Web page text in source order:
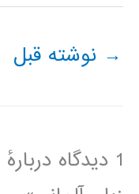
→ نوشته قبل
1 دیدگاه